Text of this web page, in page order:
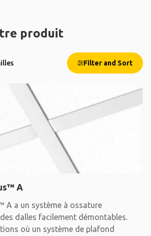
produit
Filter and Sort
A
A a un système à ossature
dalles facilement démontables.
où un système de plafond